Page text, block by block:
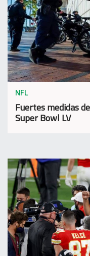
NFL
Fuertes medidas
Super Bowl LV